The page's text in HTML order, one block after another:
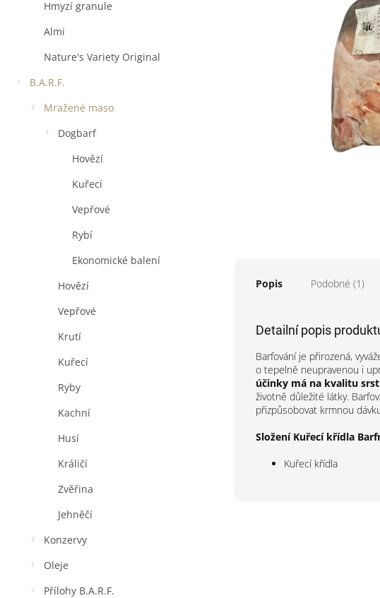
Hmyzí granule
Almi
Nature's Variety Original
B.A.R.F.
Mražené maso
Dogbarf
Hovězí
Kuřecí
Vepřové
Rybí
Ekonomické balení
Hovězí
Vepřové
Krutí
Kuřecí
Ryby
Kachní
Husí
Králičí
Zvěřina
Jehněčí
Konzervy
Oleje
Přílohy B.A.R.F.
Popis Podobné (1)
Detailní popis
Barfování je přirozená,
o tepelně neupravenou i
účinky má na kvalitu
životně důležité látky.
přizpůsobovat krmnou
Složení Kuřecí křídla
Kuřecí křídla